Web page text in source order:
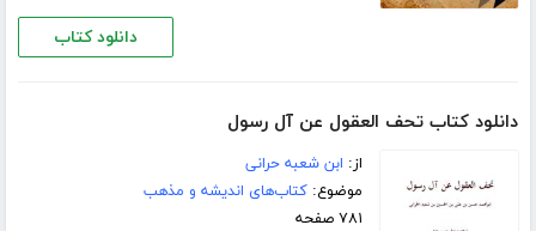
دانلود کتاب
دانلود کتاب تحف العقول عن آل رسول
از: ابن شعبه حرانی
موضوع:کتاب‌های اندیشه و مذهب
۷۸۱ صفحه